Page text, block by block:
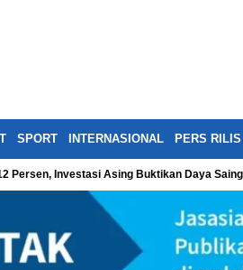
SPORT INTERNASIONAL PERS RILIS
Persen, Investasi Asing Buktikan Daya